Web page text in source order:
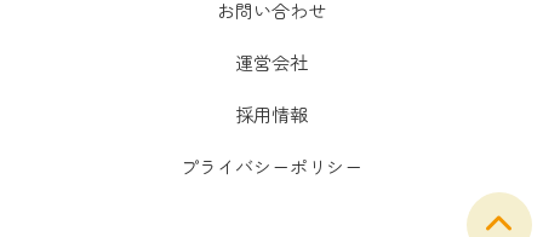
お問い合わせ
運営会社
採用情報
プライバシーポリシー